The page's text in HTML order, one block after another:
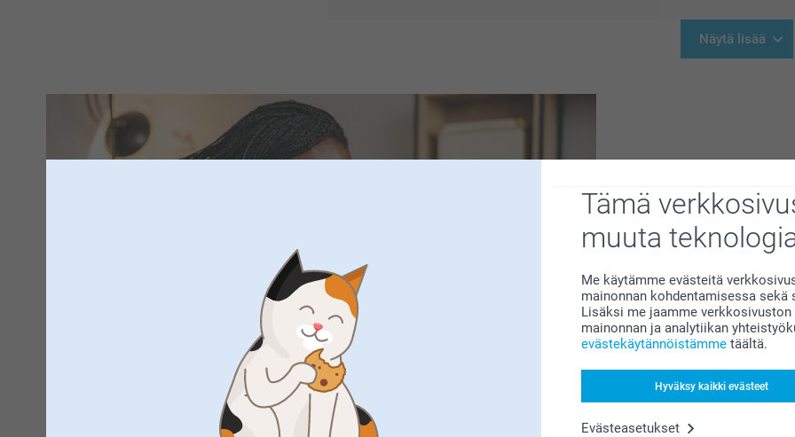
Tämä
muuta
Me käytämme evästeitä
mainonnan kohdentamisessa
Lisäksi me jaamme
mainonnan ja analytiikan
evästekäytännöistämme täältä.
Hyväksy kaikki evästeet
Evästeasetukset
Näytä lisää
Kun vauva syntyy, monet
on juuri tehnyt
hauskalla ja
? Nämä
lahjaan henkilökohtaista
personoituja